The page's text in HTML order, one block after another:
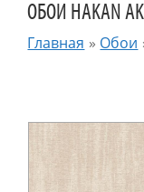
ОБОИ HAKAN
Главная » Обои